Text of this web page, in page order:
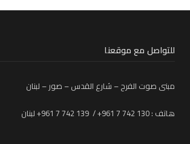
للتواصل مع موقعنا
مبنى صوت الفرح – شارع القدس – صور – لبنان
هاتف : 130 742 7 961+ / 139 742 7 961+ لبنان